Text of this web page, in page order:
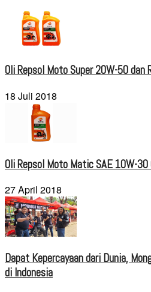
Oli Repsol Moto Super 20W-50
18 Juli 2018
Oli Repsol Moto Matic SAE 10W-
27 April 2018
Dapat Kepercayaan dari Dunia,
di Indonesia